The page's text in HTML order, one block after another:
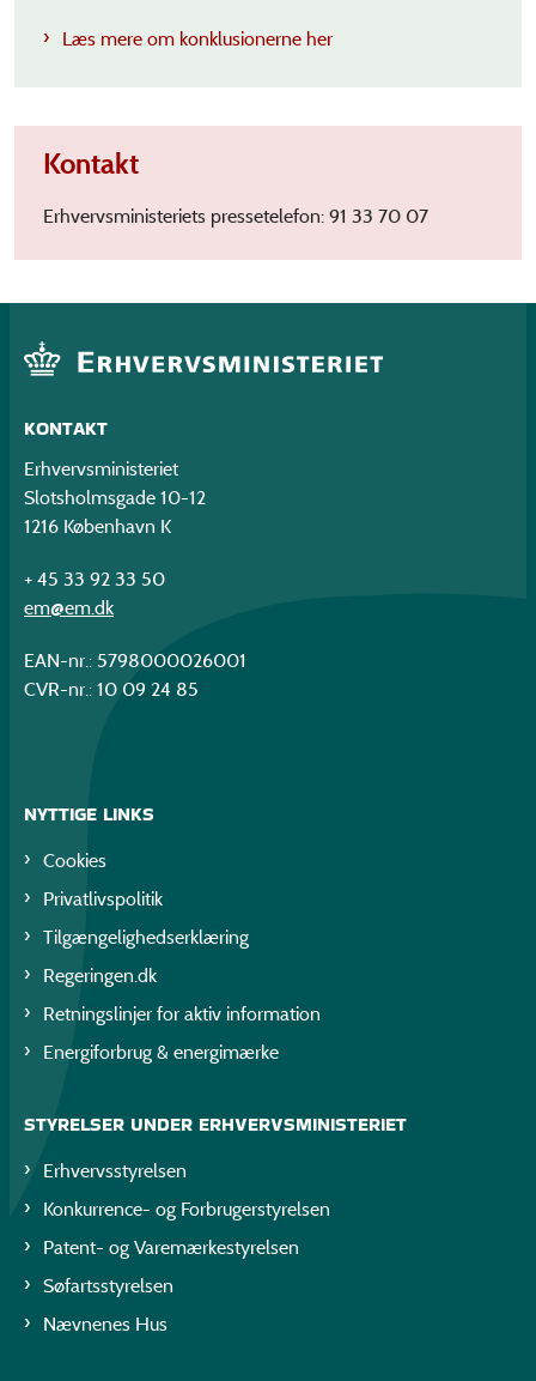
Læs mere om konklusionerne her
Kontakt
Erhvervsministeriets pressetelefon: 91 33 70 07
KONTAKT
Erhvervsministeriet
Slotsholmsgade 10-12
1216 København K
+ 45 33 92 33 50
em@em.dk
EAN-nr.: 5798000026001
CVR-nr.: 10 09 24 85
NYTTIGE LINKS
Cookies
Privatlivspolitik
Tilgængelighedserklæring
Regeringen.dk
Retningslinjer for aktiv information
Energiforbrug & energimærke
STYRELSER UNDER ERHVERVSMINISTERIET
Erhvervsstyrelsen
Konkurrence- og Forbrugerstyrelsen
Patent- og Varemærkestyrelsen
Søfartsstyrelsen
Nævnenes Hus